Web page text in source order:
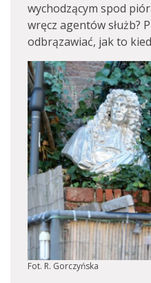
wychodzącym spod
wręcz agentów służb?
odbrązawiać, jak to
Fot. R. Gorczyńska